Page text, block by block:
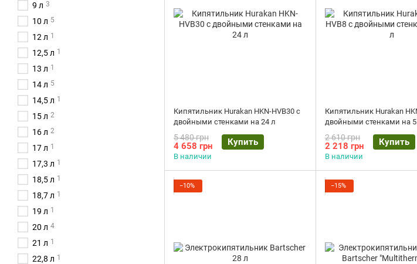
Кипятильник Hurakan HKN-HVB30 с
двойными стенками на 24 л
5 480 грн
4 658 грн Купить
В наличии
Кипятильник Hurakan
двойными стенками на
2 610 грн
2 218 грн Купить
В наличии
−10% −15%
9 л 3
10 л 5
12 л 1
12,5 л 1
13 л 1
14 л 5
14,5 л 1
15 л 2
16 л 2
17 л 1
17,3 л 1
18,5 л 1
18,7 л 1
19 л 1
20 л 4
21 л 1
22,8 л 1